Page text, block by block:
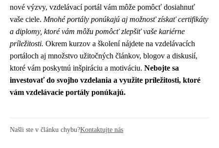
nové výzvy, vzdelávací portál vám môže pomôcť dosiahnuť
vaše ciele. Mnohé portály ponúkajú aj možnosť získať certifikáty
a diplomy, ktoré vám môžu pomôcť zlepšiť vaše kariérne
príležitosti. Okrem kurzov a školení nájdete na vzdelávacích
portáloch aj množstvo užitočných článkov, blogov a diskusií,
ktoré vám poskytnú inšpiráciu a motiváciu. Nebojte sa
investovať do svojho vzdelania a využite príležitosti, ktoré
vám vzdelávacie portály ponúkajú.
Našli ste v článku chybu?Kontaktujte nás